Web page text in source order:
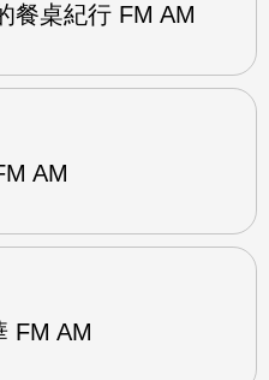
餐桌紀行 FM AM
AM
FM AM